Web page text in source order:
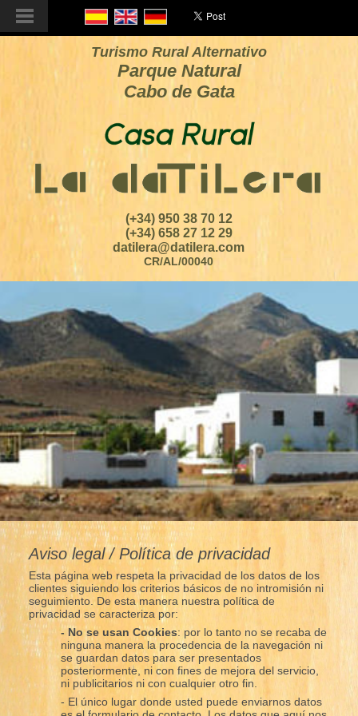
Turismo Rural Alternativo
Parque Natural
Cabo de Gata
(+34) 950 38 70 12
(+34) 658 27 12 29
datilera@datilera.com
CR/AL/00040
Aviso legal / Política de privacidad
Esta página web respeta la privacidad de los datos de los
clientes siguiendo los criterios básicos de no intromisión ni
seguimiento. De esta manera nuestra política de
privacidad se caracteriza por:
- No se usan Cookies: por lo tanto no se recaba de
ninguna manera la procedencia de la navegación ni
se guardan datos para ser presentados
posteriormente, ni con fines de mejora del servicio,
ni publicitarios ni con cualquier otro fin.
- El único lugar donde usted puede enviarnos datos